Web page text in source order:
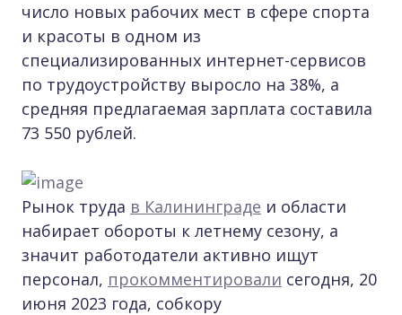
число новых рабочих мест в сфере спорта
и красоты в одном из
специализированных интернет-сервисов
по трудоустройству выросло на 38%, а
средняя предлагаемая зарплата составила
73 550 рублей.
Рынок труда в Калининграде и области
набирает обороты к летнему сезону, а
значит работодатели активно ищут
персонал, прокомментировали сегодня, 20
июня 2023 года, собкору